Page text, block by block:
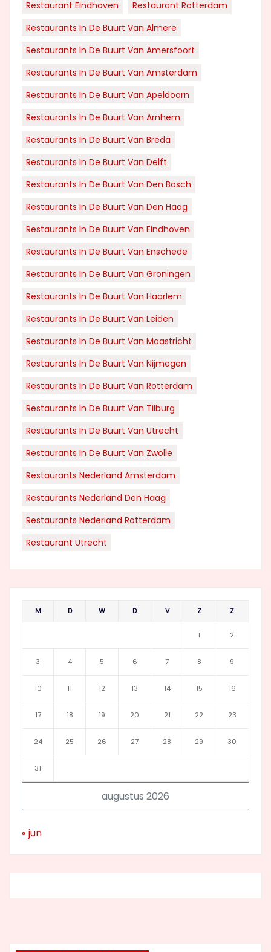
Restaurant Eindhoven
Restaurant Rotterdam
Restaurants In De Buurt Van Almere
Restaurants In De Buurt Van Amersfoort
Restaurants In De Buurt Van Amsterdam
Restaurants In De Buurt Van Apeldoorn
Restaurants In De Buurt Van Arnhem
Restaurants In De Buurt Van Breda
Restaurants In De Buurt Van Delft
Restaurants In De Buurt Van Den Bosch
Restaurants In De Buurt Van Den Haag
Restaurants In De Buurt Van Eindhoven
Restaurants In De Buurt Van Enschede
Restaurants In De Buurt Van Groningen
Restaurants In De Buurt Van Haarlem
Restaurants In De Buurt Van Leiden
Restaurants In De Buurt Van Maastricht
Restaurants In De Buurt Van Nijmegen
Restaurants In De Buurt Van Rotterdam
Restaurants In De Buurt Van Tilburg
Restaurants In De Buurt Van Utrecht
Restaurants In De Buurt Van Zwolle
Restaurants Nederland Amsterdam
Restaurants Nederland Den Haag
Restaurants Nederland Rotterdam
Restaurant Utrecht
augustus 2026
M D W D V Z Z
1 2
3 4 5 6 7 8 9
10 11 12 13 14 15 16
17 18 19 20 21 22 23
24 25 26 27 28 29 30
31
« jun